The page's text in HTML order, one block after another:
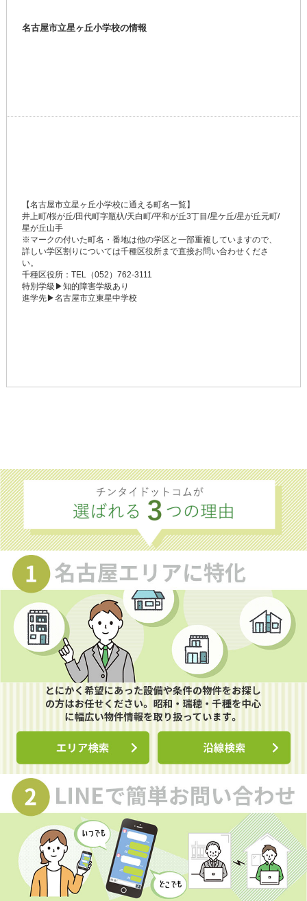
名古屋市立星ヶ丘小学校の情報
【名古屋市立星ヶ丘小学校に通える町名一覧】
井上町/桜が丘/田代町字瓶杁/天白町/平和が丘3丁目/星ケ丘/星が丘元町/
星が丘山手
※マークの付いた町名・番地は他の学区と一部重複していますので、
詳しい学区割りについては千種区役所まで直接お問い合わせくださ
い。
千種区役所：TEL（052）762-3111
特別学級▶知的障害学級あり
進学先▶名古屋市立東星中学校